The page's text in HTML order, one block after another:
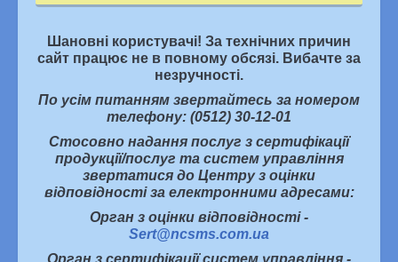
Шановні користувачі! За технічних причин
сайт працює не в повному обсязі. Вибачте за
незручності.
По усім питанням звертайтесь за номером
телефону: (0512) 30-12-01
Стосовно надання послуг з сертифікації
продукції/послуг та систем управління
звертатися до Центру з оцінки
відповідності за електронними адресами:
Орган з оцінки відповідності -
Sert@ncsms.com.ua
Орган з сертифікації систем управління -